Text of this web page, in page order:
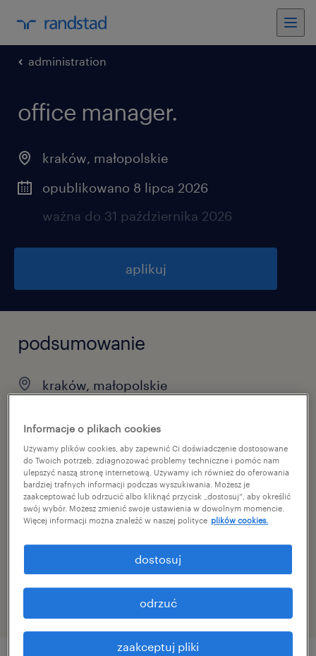
administration
office manager.
kraków, małopolskie
opublikowano 8 lipca 2026
ważna do 31 października 2026
aplikuj
podsumowanie
kraków, małopolskie
pełen etat
specjalizacja
administration
47124936
Informacje o plikach cookies
Używamy plików cookies, aby zapewnić Ci doświadczenie dostosowane
do Twoich potrzeb, zdiagnozować problemy techniczne i pomóc nam
ulepszyć naszą stronę internetową. Używamy ich również do oferowania
bardziej trafnych informacji podczas wyszukiwania. Możesz je
zaakceptować lub odrzucić albo kliknąć przycisk „dostosuj”, aby określić
swój wybór. Możesz zmienić swoje ustawienia w dowolnym momencie.
Więcej informacji można znaleźć w naszej polityce plików cookies.
zaakceptuj pliki
odrzuć
dostosuj